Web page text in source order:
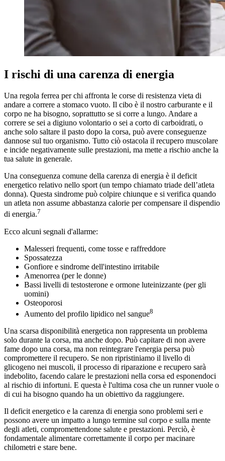
I rischi di una carenza di energia
Una regola ferrea per chi affronta le corse di resistenza vieta di
andare a correre a stomaco vuoto. Il cibo è il nostro carburante e il
corpo ne ha bisogno, soprattutto se si corre a lungo. Andare a
correre se sei a digiuno volontario o sei a corto di carboidrati, o
anche solo saltare il pasto dopo la corsa, può avere conseguenze
dannose sul tuo organismo. Tutto ciò ostacola il recupero muscolare
e incide negativamente sulle prestazioni, ma mette a rischio anche la
tua salute in generale.
Una conseguenza comune della carenza di energia è il deficit
energetico relativo nello sport (un tempo chiamato triade dell’atleta
donna). Questa sindrome può colpire chiunque e si verifica quando
un atleta non assume abbastanza calorie per compensare il dispendio
di energia.7
Ecco alcuni segnali d'allarme:
Malesseri frequenti, come tosse e raffreddore
Spossatezza
Gonfiore e sindrome dell'intestino irritabile
Amenorrea (per le donne)
Bassi livelli di testosterone e ormone luteinizzante (per gli
uomini)
Osteoporosi
Aumento del profilo lipidico nel sangue8
Una scarsa disponibilità energetica non rappresenta un problema
solo durante la corsa, ma anche dopo. Può capitare di non avere
fame dopo una corsa, ma non reintegrare l'energia persa può
compromettere il recupero. Se non ripristiniamo il livello di
glicogeno nei muscoli, il processo di riparazione e recupero sarà
indebolito, facendo calare le prestazioni nella corsa ed esponendoci
al rischio di infortuni. E questa è l'ultima cosa che un runner vuole o
di cui ha bisogno quando ha un obiettivo da raggiungere.
Il deficit energetico e la carenza di energia sono problemi seri e
possono avere un impatto a lungo termine sul corpo e sulla mente
degli atleti, compromettendone salute e prestazioni. Perciò, è
fondamentale alimentare correttamente il corpo per macinare
chilometri e stare bene.